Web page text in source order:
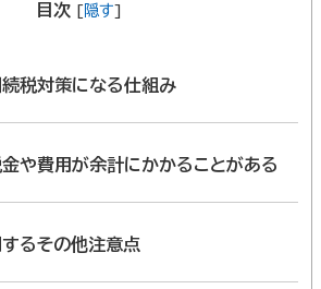
目次 [ 隠す]
税対策になる仕組み
や費用が余計にかかることがある
るその他注意点